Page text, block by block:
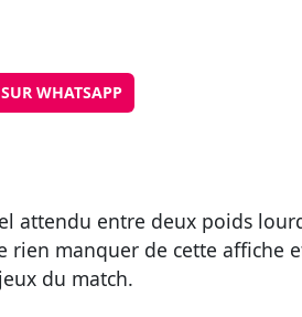
WHATSAPP
attendu entre deux poids
rien manquer de cette
du match.